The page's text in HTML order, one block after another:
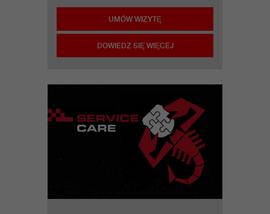
UMÓW WIZYTĘ
DOWIEDZ SIĘ WIĘCEJ